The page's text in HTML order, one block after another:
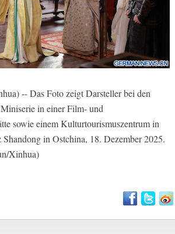
-- Das Foto zeigt Darsteller bei den
in einer Film- und
sowie einem Kulturtourismuszentrum in
in Ostchina, 18. Dezember 2025.
Xinhua)